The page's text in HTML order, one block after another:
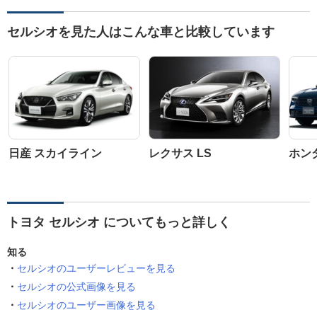
セルシオを見た人はこんな車と比較しています
日産 スカイライン レクサス LS ホン
トヨタ セルシオ についてもっと詳しく
知る
セルシオのユーザーレビューを見る
セルシオの公式画像を見る
セルシオのユーザー画像を見る